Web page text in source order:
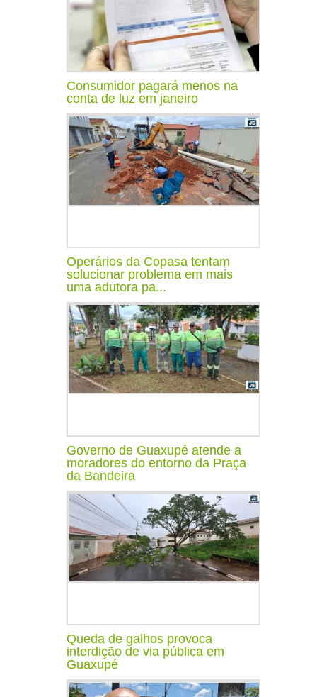
Consumidor pagará menos na
conta de luz em janeiro
Operários da Copasa tentam
solucionar problema em mais
uma adutora pa...
Governo de Guaxupé atende a
moradores do entorno da Praça
da Bandeira
Queda de galhos provoca
interdição de via pública em
Guaxupé